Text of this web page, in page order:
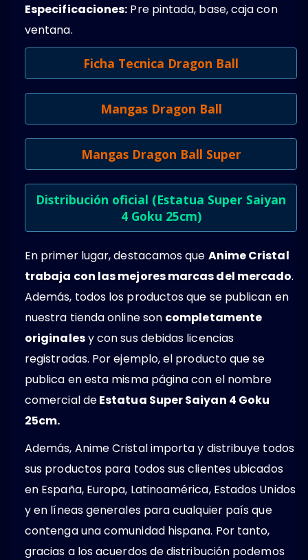
Especificaciones: Pre pintada, base, caja con
ventana.
Ficha Tecnica Dragon Ball
Mangas Dragon Ball
Mangas Dragon Ball Super
Distribución oficial (Estatua Super Saiyan
4 Goku 25cm)
En primer lugar, destacamos que Anime Cristal
trabaja con las mejores marcas del mercado.
Además, todos los productos que se publican en
nuestra tienda online son completamente
originalesy con sus debidas licencias
registradas. Por ejemplo, el producto que se
publica en esta misma página con el nombre
comercial deEstatua Super Saiyan 4 Goku
25cm.
Además, Anime Cristal importa y distribuye todos
sus productos para todos sus clientes ubicados
en España, Europa, Latinoamérica, Estados Unidos
y en líneas generales para cualquier país que
contenga una comunidad hispana. Por tanto,
gracias a los acuerdos de distribución podemos